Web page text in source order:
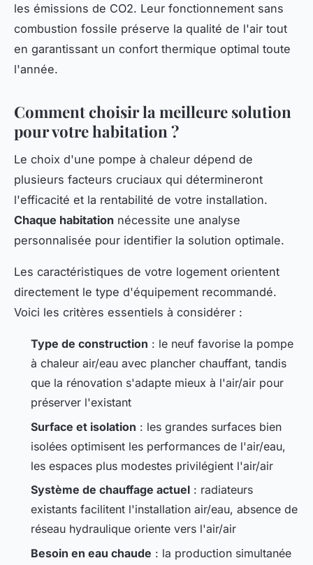
les émissions de CO2. Leur fonctionnement sans
combustion fossile préserve la qualité de l'air tout
en garantissant un confort thermique optimal toute
l'année.
Comment choisir la meilleure solution
pour votre habitation ?
Le choix d'une pompe à chaleur dépend de
plusieurs facteurs cruciaux qui détermineront
l'efficacité et la rentabilité de votre installation.
Chaque habitation nécessite une analyse
personnalisée pour identifier la solution optimale.
Les caractéristiques de votre logement orientent
directement le type d'équipement recommandé.
Voici les critères essentiels à considérer :
Type de construction : le neuf favorise la pompe
à chaleur air/eau avec plancher chauffant, tandis
que la rénovation s'adapte mieux à l'air/air pour
préserver l'existant
Surface et isolation : les grandes surfaces bien
isolées optimisent les performances de l'air/eau,
les espaces plus modestes privilégient l'air/air
Système de chauffage actuel : radiateurs
existants facilitent l'installation air/eau, absence de
réseau hydraulique oriente vers l'air/air
Besoin en eau chaude : la production simultanée